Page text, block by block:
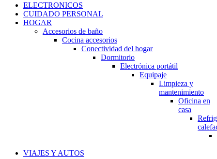
ELECTRONICOS
CUIDADO PERSONAL
HOGAR
Accesorios de baño
Cocina accesorios
Conectividad del hogar
Dormitorio
Electrónica portátil
Equipaje
Limpieza y
mantenimiento
Oficina en
casa
VIAJES Y AUTOS